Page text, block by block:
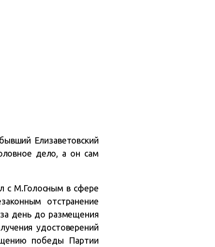
Елизаветовский
дело, а он сам
с М.Голосным в сфере
отстранение
день до размещения
удостоверений
победы Партии